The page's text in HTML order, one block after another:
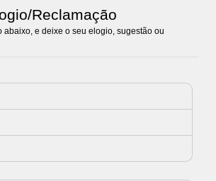
Politécnico de Coimbra. Todos os direitos reservados.